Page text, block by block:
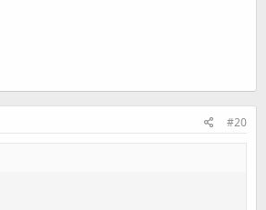
#20